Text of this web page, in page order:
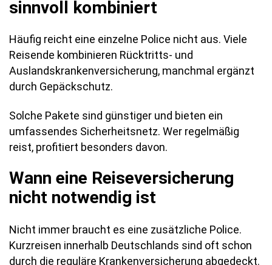
sinnvoll kombiniert
Häufig reicht eine einzelne Police nicht aus. Viele
Reisende kombinieren Rücktritts- und
Auslandskrankenversicherung, manchmal ergänzt
durch Gepäckschutz.
Solche Pakete sind günstiger und bieten ein
umfassendes Sicherheitsnetz. Wer regelmäßig
reist, profitiert besonders davon.
Wann eine Reiseversicherung
nicht notwendig ist
Nicht immer braucht es eine zusätzliche Police.
Kurzreisen innerhalb Deutschlands sind oft schon
durch die reguläre Krankenversicherung abgedeckt.